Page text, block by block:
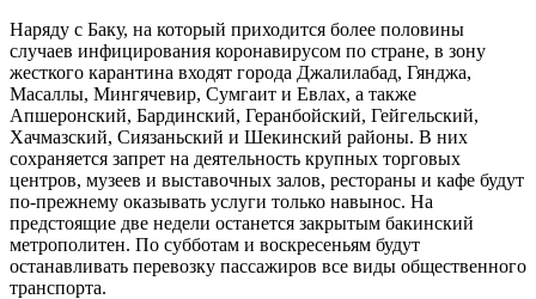
Наряду с Баку, на который приходится более половины
случаев инфицирования коронавирусом по стране, в зону
жесткого карантина входят города Джалилабад, Гянджа,
Масаллы, Мингячевир, Сумгаит и Евлах, а также
Апшеронский, Бардинский, Геранбойский, Гейгельский,
Хачмазский, Сиязаньский и Шекинский районы. В них
сохраняется запрет на деятельность крупных торговых
центров, музеев и выставочных залов, рестораны и кафе будут
по-прежнему оказывать услуги только навынос. На
предстоящие две недели останется закрытым бакинский
метрополитен. По субботам и воскресеньям будут
останавливать перевозку пассажиров все виды общественного
транспорта.